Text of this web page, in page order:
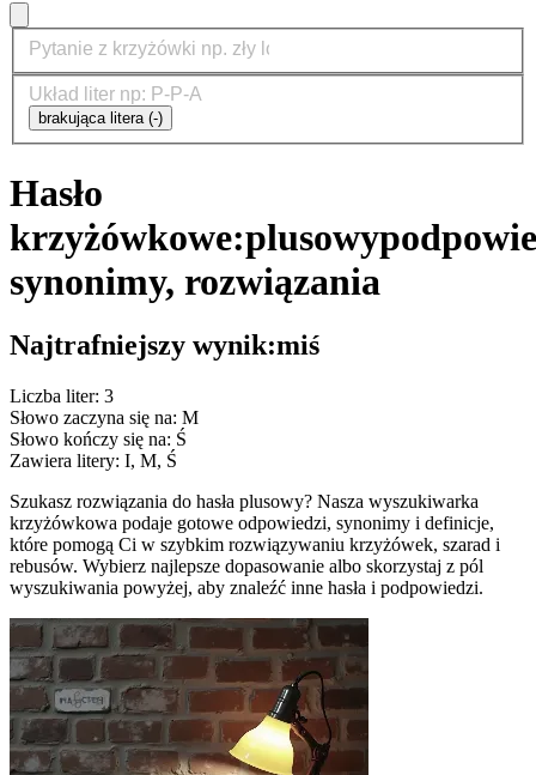
brakująca litera (-)
Hasło
krzyżówkowe:plusowy
synonimy, rozwiązania
Najtrafniejszy wynik:miś
Liczba liter: 3
Słowo zaczyna się na: M
Słowo kończy się na: Ś
Zawiera litery: I, M, Ś
Szukasz rozwiązania do hasła plusowy? Nasza wyszukiwarka
krzyżówkowa podaje gotowe odpowiedzi, synonimy i definicje,
które pomogą Ci w szybkim rozwiązywaniu krzyżówek, szarad i
rebusów. Wybierz najlepsze dopasowanie albo skorzystaj z pól
wyszukiwania powyżej, aby znaleźć inne hasła i podpowiedzi.